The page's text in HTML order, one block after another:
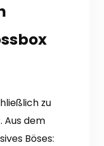
zu
Aus dem
Böses: